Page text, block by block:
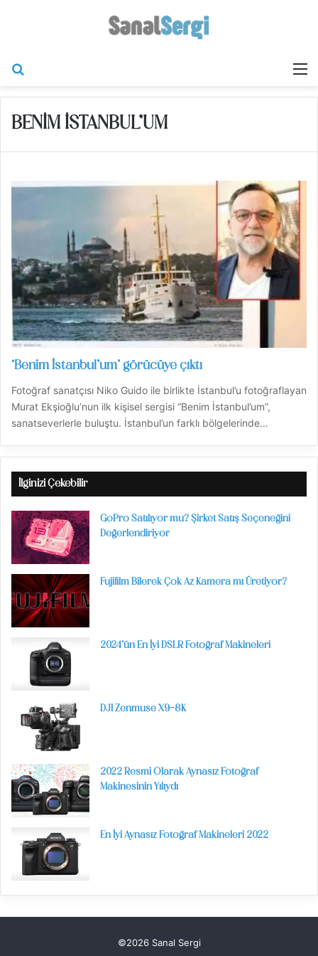
BENIM İSTANBUL’UM
‘Benim İstanbul’um’ görücüye çıktı
Fotoğraf sanatçısı Niko Guido ile birlikte İstanbul’u fotoğraflayan
Murat Ekşioğlu’nun ilk kişisel sergisi “Benim İstanbul’um”,
sanatseverlerle buluştu. İstanbul’un farklı bölgelerinde…
İlginizi Çekebilir
GoPro Satılıyor mu? Şirket Satış Seçeneğini
Değerlendiriyor
Fujifilm Bilerek Çok Az Kamera mı Üretiyor?
2024’ün En İyi DSLR Fotoğraf Makineleri
DJI Zenmuse X9-8K
2022 Resmi Olarak Aynasız Fotoğraf
Makinesinin Yılıydı
En İyi Aynasız Fotoğraf Makineleri 2022
©2026 Sanal Sergi